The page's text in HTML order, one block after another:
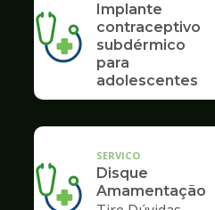
Implante
contraceptivo
subdérmico
para
adolescentes
SERVICO
Disque
Amamentação